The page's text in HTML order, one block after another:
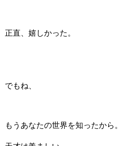
正直、嬉しかった。
でもね、
もうあなたの世界を知ったから。